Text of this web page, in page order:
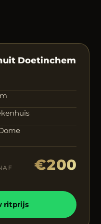
Doetinchem
€200
ritprijs